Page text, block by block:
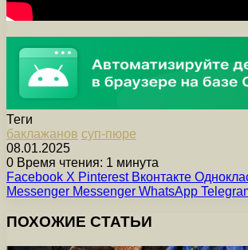
Теги
баклажанов суп-пюре
08.01.2025
0 Время чтения: 1 минута
Facebook X Pinterest Вконтакте
Messenger Messenger WhatsApp
ПОХОЖИЕ СТАТЬИ